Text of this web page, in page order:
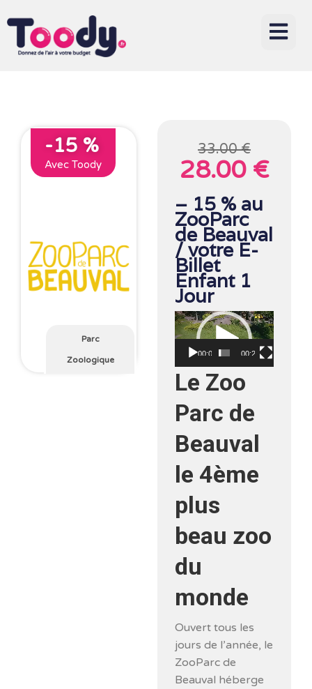
-15 %
Avec Toody
Parc
Zoologique
33.00 €
28.00 €
– 15 % au
ZooParc
de Beauval
/ votre E-
Billet
Enfant 1
Jour
Lecteur
vidéo
00:00 00:20
Le Zoo
Parc de
Beauval
le 4ème
plus
beau zoo
du
monde
Ouvert tous les
jours de l’année, le
ZooParc de
Beauval héberge